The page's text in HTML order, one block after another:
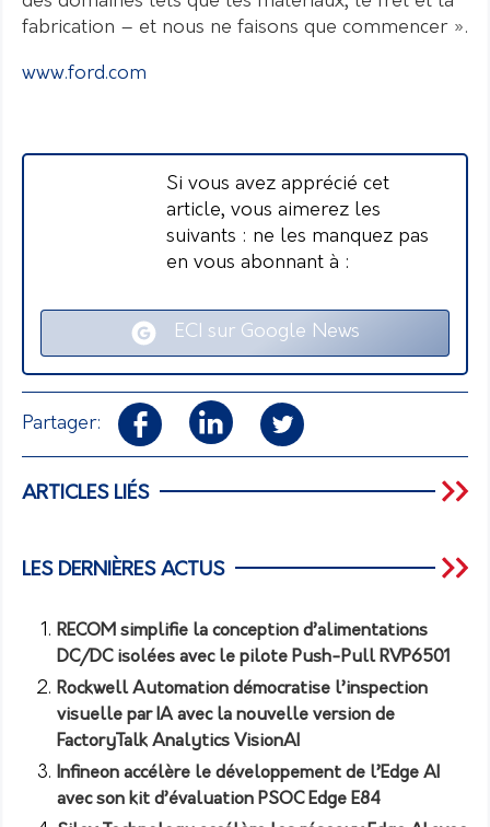
fabrication – et nous ne faisons que commencer ».
www.ford.com
Si vous avez apprécié cet
article, vous aimerez les
suivants : ne les manquez pas
en vous abonnant à :
ECI sur Google News
Partager:
ARTICLES LIÉS
LES DERNIÈRES ACTUS
RECOM simplifie la conception d’alimentations
DC/DC isolées avec le pilote Push-Pull RVP6501
Rockwell Automation démocratise l’inspection
visuelle par IA avec la nouvelle version de
FactoryTalk Analytics VisionAI
Infineon accélère le développement de l’Edge AI
avec son kit d’évaluation PSOC Edge E84